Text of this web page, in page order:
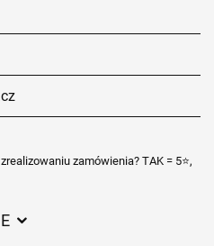
zamówienia? TAK = 5⭐,